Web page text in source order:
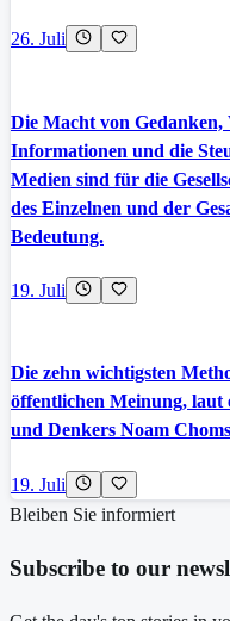
26. Juli
Die Macht von
Informationen und die
Medien sind für die
des Einzelnen und der
Bedeutung.
19. Juli
Die zehn wichtigsten
öffentlichen Meinung, laut
und Denkers Noam
19. Juli
Bleiben Sie informiert
Subscribe to our